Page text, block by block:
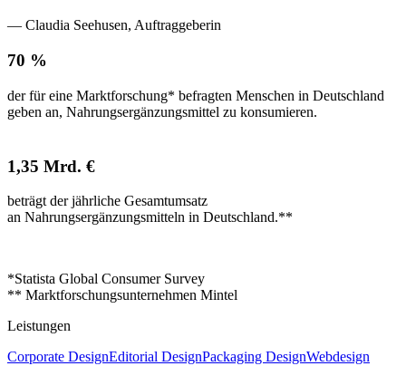
— Claudia Seehusen, Auftraggeberin
70 %
der für eine Marktforschung* befragten Menschen in Deutschland
geben an, Nahrungsergänzungsmittel zu konsumieren.
1,35 Mrd. €
beträgt der jährliche Gesamtumsatz
an Nahrungsergänzungsmitteln in Deutschland.**
*Statista Global Consumer Survey
** Marktforschungsunternehmen Mintel
Leistungen
Corporate DesignEditorial DesignPackaging DesignWebdesign